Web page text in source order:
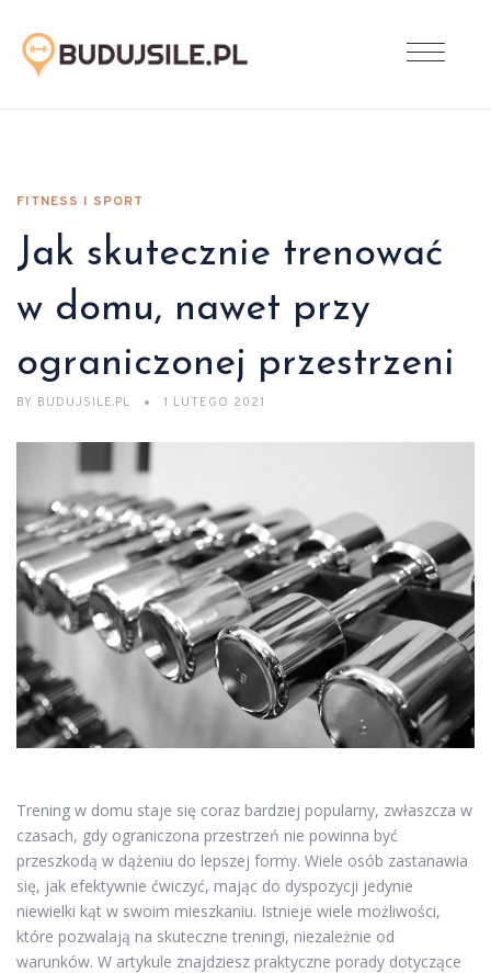
FITNESS I SPORT
Jak skutecznie trenować
w domu, nawet przy
ograniczonej przestrzeni
BY BUDUJSILE.PL 1 LUTEGO 2021
Trening w domu staje się coraz bardziej popularny, zwłaszcza w
czasach, gdy ograniczona przestrzeń nie powinna być
przeszkodą w dążeniu do lepszej formy. Wiele osób zastanawia
się, jak efektywnie ćwiczyć, mając do dyspozycji jedynie
niewielki kąt w swoim mieszkaniu. Istnieje wiele możliwości,
które pozwalają na skuteczne treningi, niezależnie od
warunków. W artykule znajdziesz praktyczne porady dotyczące